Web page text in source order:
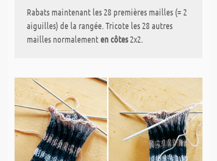
Rabats maintenant les 28 premières mailles (= 2
aiguilles) de la rangée. Tricote les 28 autres
mailles normalement en côtes2x2.